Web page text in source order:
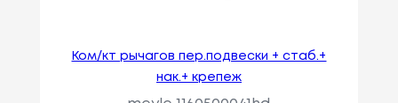
Ком/кт рычагов пер.подвески + стаб.+
нак.+ крепеж